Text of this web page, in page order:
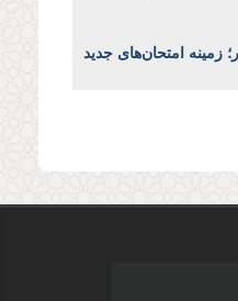
زمینه امتحان‌های جدید